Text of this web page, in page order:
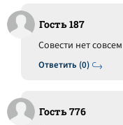
Гость 187
Ответить (0)
Совести нет совсем
Гость 776